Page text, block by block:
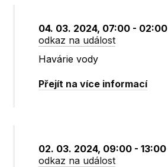
04. 03. 2024, 07:00 - 02:00
odkaz na událost
Havárie vody
Přejít na více informací
02. 03. 2024, 09:00 - 13:00
odkaz na událost